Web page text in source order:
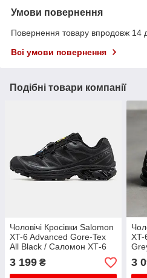
Умови повернення
Повернення товару впродовж 14
Всі умови повернення
Подібні товари компанії
Чоловічі Кросівки Salomon
XT-6 Advanced Gore-Tex
All Black / Саломон ХТ-6
Адванст Гор Текс Олл
Чорні
3 199 ₴
XT-
3